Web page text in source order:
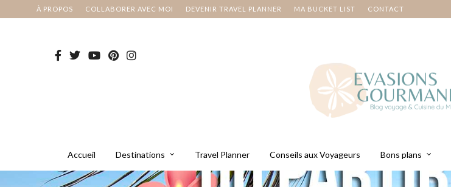
À PROPOS COLLABORER AVEC MOI DEVENIR TRAVEL PLANNER MA BUCKET LIST CONTACT
Accueil Destinations Travel Planner Conseils aux Voyageurs Bons plans